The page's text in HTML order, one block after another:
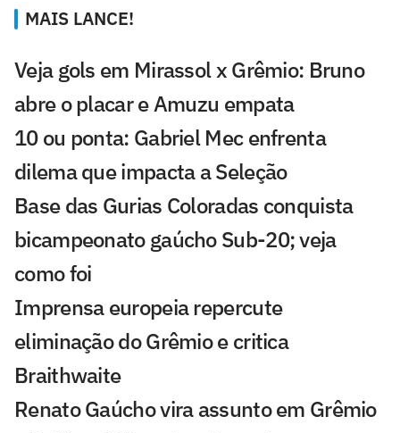
MAIS LANCE!
Veja gols em Mirassol x Grêmio: Bruno
abre o placar e Amuzu empata
10 ou ponta: Gabriel Mec enfrenta
dilema que impacta a Seleção
Base das Gurias Coloradas conquista
bicampeonato gaúcho Sub-20; veja
como foi
Imprensa europeia repercute
eliminação do Grêmio e critica
Braithwaite
Renato Gaúcho vira assunto em Grêmio